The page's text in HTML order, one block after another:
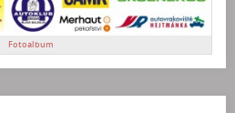
Fotoalbum